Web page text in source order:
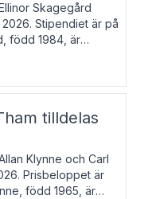
Skagegård
Stipendiet är på
född 1984, är
skriver
Ups
tilldelas
Klynne och Carl
Prisbeloppet är
född 1965, är